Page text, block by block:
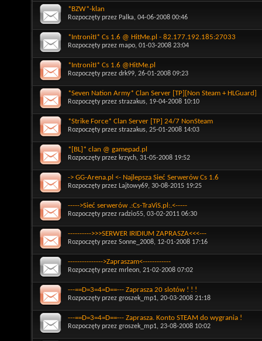
*BZW*-klan
Rozpoczęty przez Palka, 04-06-2008 00:46
*IntronitI* Cs 1.6 @ HitMe.pl - 82.177.192.185:27033
Rozpoczęty przez mapo, 01-03-2008 23:04
*IntronitI* Cs 1.6 @HitMe.pl
Rozpoczęty przez drk99, 26-01-2008 09:23
*Seven Nation Army* Clan Server [TP][Non Steam + HLGuard]
Rozpoczęty przez strazakus, 19-04-2008 10:10
*Strike Force* Clan Server [TP] 24/7 NonSteam
Rozpoczęty przez strazakus, 25-01-2008 14:03
*[BL]* clan @ gamepad.pl
Rozpoczęty przez krzych, 31-05-2008 19:52
-> GG-Arena.pl <- Najlepsza Sieć Serwerów Cs 1.6
Rozpoczęty przez Lajtowy69, 30-08-2015 19:25
----->Sieć serwerów .:Cs-TraViS.pl:.<-----
Rozpoczęty przez radzio55, 03-02-2011 06:30
---------->>>SERWER IRIDIUM ZAPRASZA<<<---
Rozpoczęty przez Sonne_2008, 12-01-2008 17:16
--------------->Zapraszam<------------
Rozpoczęty przez mrleon, 21-02-2008 07:02
---==D=3=4=D==--- Zaprasza 20 slotów ! ! !
Rozpoczęty przez groszek_mp1, 20-03-2008 21:18
---==D=3=4=D==--- Zaprasza. Konto STEAM do wygrania !
Rozpoczęty przez groszek_mp1, 23-08-2008 10:02